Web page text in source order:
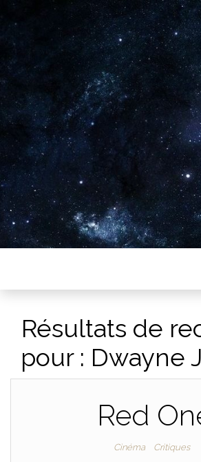
Plus de 2800 critiques
Résultats de
pour : Dwayne
Red
Cinéma Critiques